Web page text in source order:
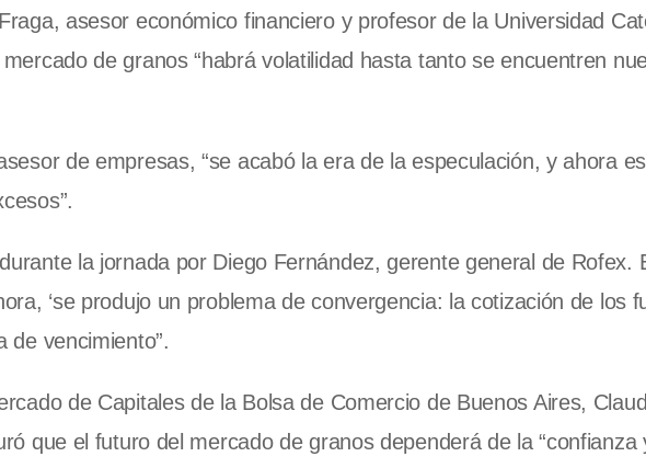
asesor económico financiero y profesor de la Universidad
de granos “habrá volatilidad hasta tanto se encuentren
de empresas, “se acabó la era de la especulación, y ahora
la jornada por Diego Fernández, gerente general de Rofex.
‘se produjo un problema de convergencia: la cotización de los
de vencimiento”.
de Capitales de la Bolsa de Comercio de Buenos Aires,
que el futuro del mercado de granos dependerá de la “confianza